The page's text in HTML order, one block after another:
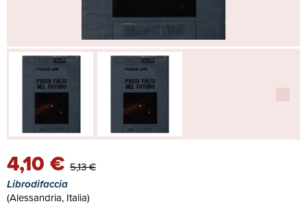
4,10 € 5,13 €
Librodifaccia
(Alessandria, Italia)